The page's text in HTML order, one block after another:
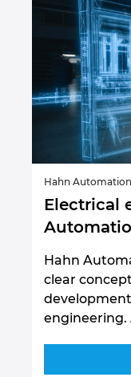
Hahn Automation
Electrical
Hahn
clear